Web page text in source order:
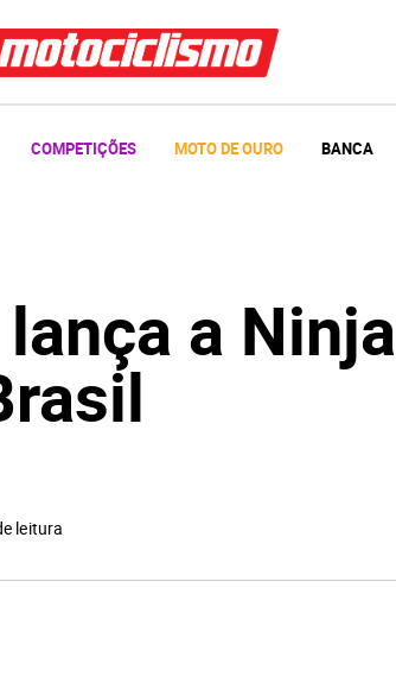
COMPETIÇÕES MOTO DE OURO BANCA
a Ninja
leitura